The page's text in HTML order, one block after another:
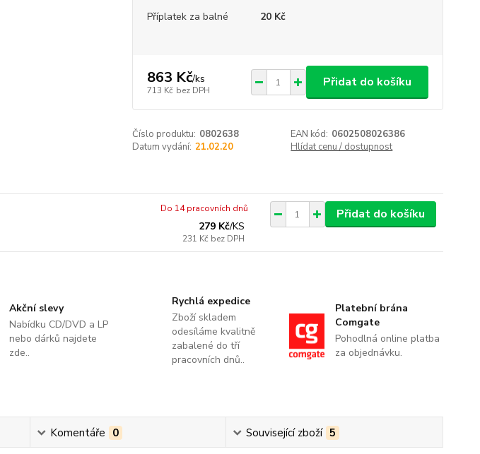
Příplatek za balné
20 Kč
863 Kč/ks
713 Kč bez DPH
Přidat do košíku
Číslo produktu: 0802638 EAN kód: 0602508026386
Datum vydání: 21.02.20 Hlídat cenu / dostupnost
279 Kč/KS
231 Kč bez DPH
Do 14 pracovních dnů Přidat do košíku
Akční slevy
Nabídku CD/DVD a LP
nebo dárků najdete
zde..
Rychlá expedice
Zboží skladem
odesíláme kvalitně
zabalené do tří
pracovních dnů..
Platební brána
Comgate
Pohodlná online platba
za objednávku.
Komentáře 0 Související zboží 5